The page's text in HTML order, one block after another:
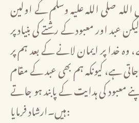
صلی اللہ علیہ وسلم کے اولین
عبد اور معبود کے رشتے کی بنیاد پر
خدا پر ایمان لانے کے بعد ہم پر
ہے، کیونکہ ہم بھی عبد کے مقام
معبود کی ہدایت کے پابند ہو جاتے
ہیں۔ارشاد فرمایا: